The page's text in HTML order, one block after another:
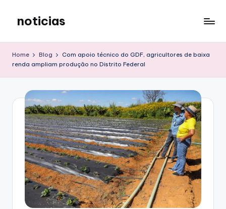
content
noticias
Home Blog
Com apoio técnico do GDF, agricultores de baixa
renda ampliam produção no Distrito Federal